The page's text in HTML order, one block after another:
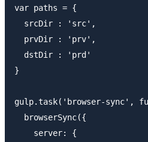
var paths = {
  srcDir : 'src',
  prvDir : 'prv',
  dstDir : 'prd'
}
gulp.task('browser-sync',
  browserSync({
    server: {